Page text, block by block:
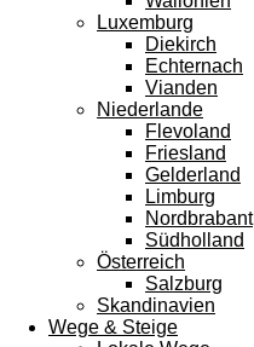
Luxemburg
Diekirch
Echternach
Vianden
Niederlande
Flevoland
Friesland
Gelderland
Limburg
Nordbrabant
Südholland
Österreich
Salzburg
Skandinavien
Wege & Steige